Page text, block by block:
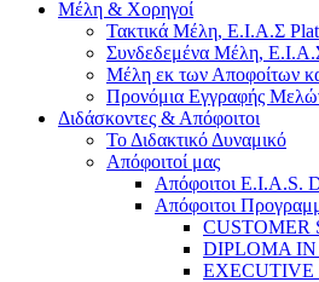
Μέλη & Χορηγοί
Τακτικά Μέλη, Ε.Ι.Α.Σ
Συνδεδεμένα Μέλη,
Μέλη εκ των Αποφοίτων
Προνόμια Εγγραφής
Διδάσκοντες & Απόφοιτοι
Το Διδακτικό Δυναμικό
Απόφοιτοί μας
Απόφοιτοι E.I.A.S.
Απόφοιτοι
CUSTOMER
DIPLOMA
EXECUTIVE